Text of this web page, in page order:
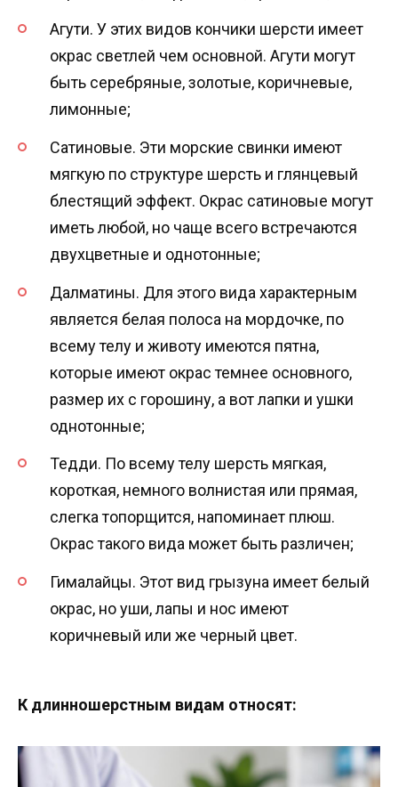
Агути. У этих видов кончики шерсти имеет
окрас светлей чем основной. Агути могут
быть серебряные, золотые, коричневые,
лимонные;
Сатиновые. Эти морские свинки имеют
мягкую по структуре шерсть и глянцевый
блестящий эффект. Окрас сатиновые могут
иметь любой, но чаще всего встречаются
двухцветные и однотонные;
Далматины. Для этого вида характерным
является белая полоса на мордочке, по
всему телу и животу имеются пятна,
которые имеют окрас темнее основного,
размер их с горошину, а вот лапки и ушки
однотонные;
Тедди. По всему телу шерсть мягкая,
короткая, немного волнистая или прямая,
слегка топорщится, напоминает плюш.
Окрас такого вида может быть различен;
Гималайцы. Этот вид грызуна имеет белый
окрас, но уши, лапы и нос имеют
коричневый или же черный цвет.
К длинношерстным видам относят: